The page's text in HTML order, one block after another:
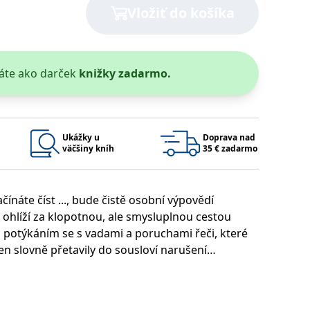
ako darček knižky zadarmo.
Ukážky u
väčšiny kníh
Doprava nad
35 € zadarmo
číst ..., bude čistě osobní výpovědí
za klopotnou, ale smysluplnou cestou
se s vadami a poruchami řeči, které
slovně přetavily do sousloví narušení
autorka svou zbrusu novou publikaci
možné podávat platné zprávy o používání jejich webových
k udržování proměnných relací uživatelů. Obvykle se
příkladem je udržování přihlášeného stavu uživatele mezi
které systém přijímá, a zajištění souladu a přizpůsobivosti
Google Privacy Policy